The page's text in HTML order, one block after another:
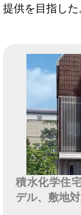
提供を目指した
積水化学住
デル、敷地